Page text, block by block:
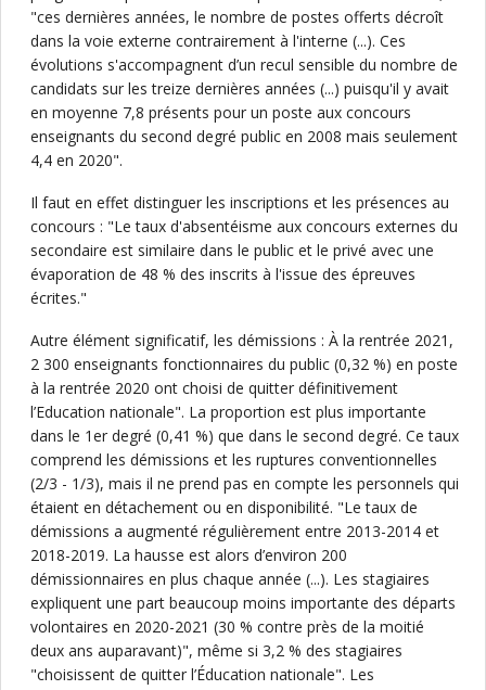
"ces dernières années, le nombre de postes offerts décroît
dans la voie externe contrairement à l'interne (...). Ces
évolutions s'accompagnent d’un recul sensible du nombre de
candidats sur les treize dernières années (...) puisqu'il y avait
en moyenne 7,8 présents pour un poste aux concours
enseignants du second degré public en 2008 mais seulement
4,4 en 2020".
Il faut en effet distinguer les inscriptions et les présences au
concours : "Le taux d'absentéisme aux concours externes du
secondaire est similaire dans le public et le privé avec une
évaporation de 48 % des inscrits à l'issue des épreuves
écrites."
Autre élément significatif, les démissions : À la rentrée 2021,
2 300 enseignants fonctionnaires du public (0,32 %) en poste
à la rentrée 2020 ont choisi de quitter définitivement
l’Education nationale". La proportion est plus importante
dans le 1er degré (0,41 %) que dans le second degré. Ce taux
comprend les démissions et les ruptures conventionnelles
(2/3 - 1/3), mais il ne prend pas en compte les personnels qui
étaient en détachement ou en disponibilité. "Le taux de
démissions a augmenté régulièrement entre 2013-2014 et
2018-2019. La hausse est alors d’environ 200
démissionnaires en plus chaque année (...). Les stagiaires
expliquent une part beaucoup moins importante des départs
volontaires en 2020-2021 (30 % contre près de la moitié
deux ans auparavant)", même si 3,2 % des stagiaires
"choisissent de quitter l’Éducation nationale". Les